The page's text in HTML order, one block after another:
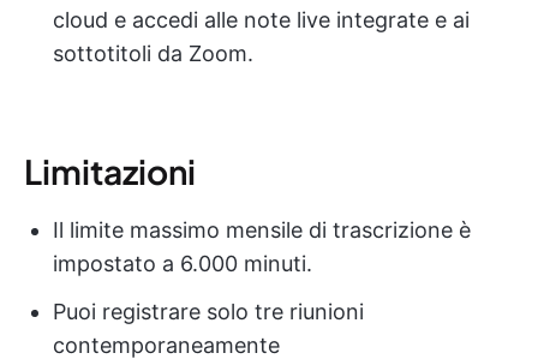
cloud e accedi alle note live integrate e ai
sottotitoli da Zoom.
Limitazioni
Il limite massimo mensile di trascrizione è
impostato a 6.000 minuti.
Puoi registrare solo tre riunioni
contemporaneamente